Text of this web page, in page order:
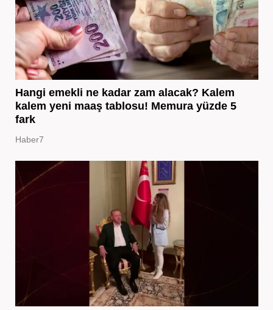
Hangi emekli ne kadar zam alacak? Kalem
kalem yeni maaş tablosu! Memura yüzde 5
fark
Haber7